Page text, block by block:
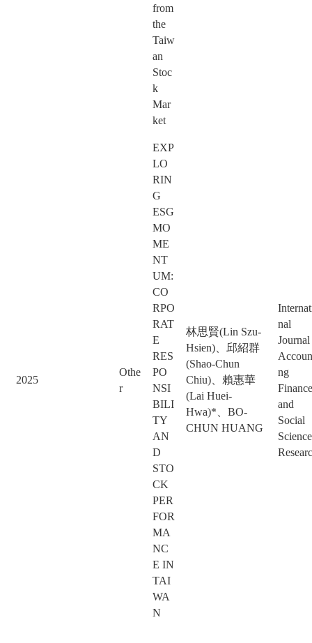
from
the
Taiw
an
Stoc
k
Mar
ket
2025
Othe
r
EXP
LO
RIN
G
ESG
MO
ME
NT
UM:
CO
RPO
RAT
E
RES
PO
NSI
BILI
TY
AN
D
STO
CK
PER
FOR
MA
NC
E IN
TAI
WA
N
林思賢(Lin Szu-
Hsien)、邱紹群
(Shao-Chun
Chiu)、賴惠華
(Lai Huei-
Hwa)*、BO-
CHUN HUANG
nal
ng
Finance
and
Social
Science